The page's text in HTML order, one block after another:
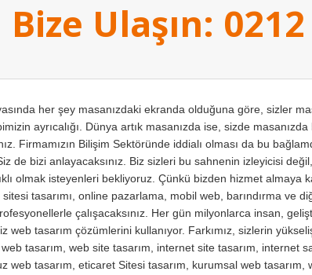
Bize Ulaşın:
her şey masanızdaki ekranda olduğuna göre, sizler
ayrıcalığı. Dünya artık masanızda ise, sizde
Firmamızın Bilişim Sektöründe iddialı olması da bu
de bizi anlayacaksınız. Biz sizleri bu sahnenin izleyicisi
olmak isteyenleri bekliyoruz. Çünkü bizden hizmet
tasarımı, online pazarlama, mobil web, barındırma ve
çalışacaksınız. Her gün milyonlarca insan,
web tasarım çözümlerini kullanıyor. Farkımız, sizlerin
tasarım, web site tasarım, internet site tasarım, internet
web tasarım, eticaret Sitesi tasarım, kurumsal web tasarım,